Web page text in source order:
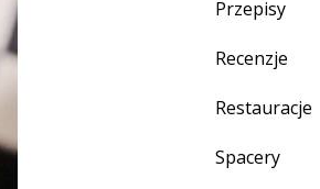
Przepisy
Recenzje
Restauracje
Spacery